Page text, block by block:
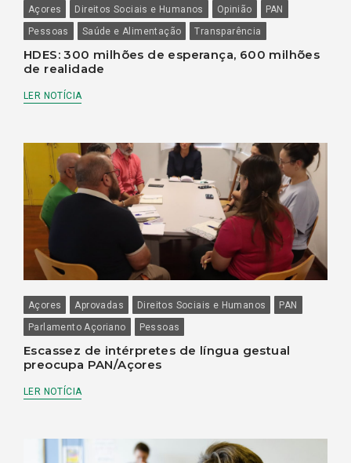
Açores Direitos Sociais e Humanos Opinião
PAN
Pessoas
Saúde e Alimentação Transparência
HDES: 300 milhões de esperança, 600 milhões
de realidade
LER NOTÍCIA
Açores Aprovadas Direitos Sociais e Humanos
PAN
Parlamento Açoriano
Pessoas
Escassez de intérpretes de língua gestual
preocupa PAN/Açores
LER NOTÍCIA